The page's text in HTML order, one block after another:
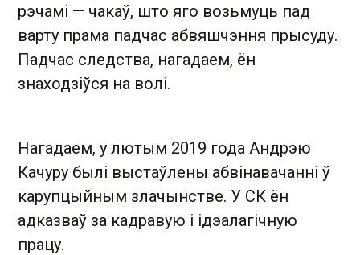
рэчамі — чакаў, што яго возьмуць пад
варту прама падчас абвяшчэння прысуду.
Падчас следства, нагадаем, ён
знаходзіўся на волі.
Нагадаем, у лютым 2019 года Андрэю
Качуру былі выстаўлены абвінавачанні ў
карупцыйным злачынстве. У СК ён
адказваў за кадравую і ідэалагічную
працу.